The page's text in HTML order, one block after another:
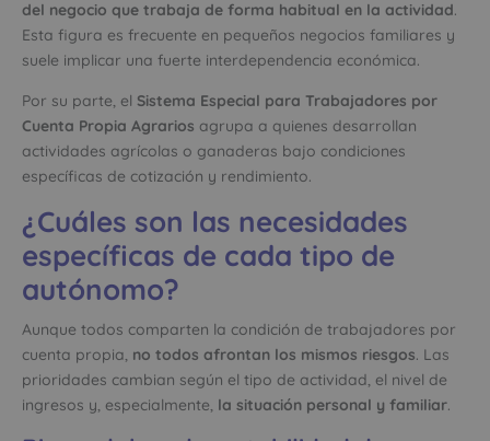
del negocio que trabaja de forma habitual en la actividad.
Esta figura es frecuente en pequeños negocios familiares y
suele implicar una fuerte interdependencia económica.
Por su parte, el Sistema Especial para Trabajadores por
Cuenta Propia Agrarios agrupa a quienes desarrollan
actividades agrícolas o ganaderas bajo condiciones
específicas de cotización y rendimiento.
¿Cuáles son las necesidades
específicas de cada tipo de
autónomo?
Aunque todos comparten la condición de trabajadores por
cuenta propia, no todos afrontan los mismos riesgos. Las
prioridades cambian según el tipo de actividad, el nivel de
ingresos y, especialmente, la situación personal y familiar.